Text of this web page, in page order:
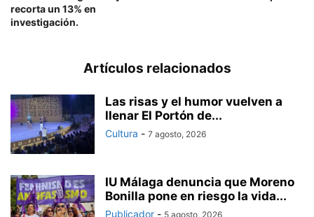
recorta un 13% en
investigación.
Artículos relacionados
Las risas y el humor vuelven a
llenar El Portón de...
Cultura - 7 agosto, 2026
IU Málaga denuncia que Moreno
Bonilla pone en riesgo la vida...
Publicador - 5 agosto, 2026